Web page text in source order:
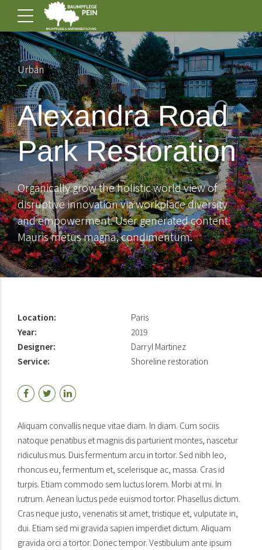
Urban
Alexandra Road
Park Restoration
Organically grow the holistic world view of
disruptive innovation via workplace diversity
and empowerment. User generated content.
Mauris metus magna, condimentum.
Location:
Paris
Year:
2019
Designer:
Darryl Martinez
Service:
Shoreline restoration
Aliquam convallis neque vitae diam. In diam. Cum sociis
natoque penatibus et magnis dis parturient montes, nascetur
ridiculus mus. Duis fermentum arcu in tortor. Sed nibh leo,
rhoncus eu, fermentum et, scelerisque ac, massa. Cras id
turpis. Etiam commodo sem luctus lorem. Morbi at mi. In
rutrum. Aenean luctus pede euismod tortor. Phasellus dictum.
Cras neque justo, venenatis sit amet, tristique et, vulputate in,
dui. Etiam sed mi gravida sapien imperdiet dictum. Aliquam
gravida orci a tortor. Donec tempor. Vestibulum ante ipsum